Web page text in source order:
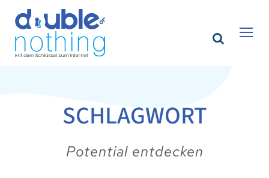
SCHLAGWORT
Potential entdecken